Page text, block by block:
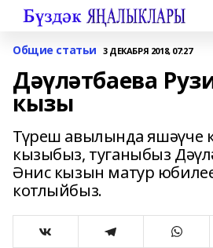
Общие статьи 3 ДЕКАБРЯ 2018, 07:27
Дәүләтбаева
кызы
Түреш авылында яшәүче
кызыбыз, туганыбыз
Әнис кызын матур
котлыйбыз.